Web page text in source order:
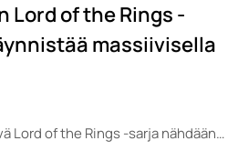
Lord of the Rings -
massiivisella
Lord of the Rings -sarja nähdään…